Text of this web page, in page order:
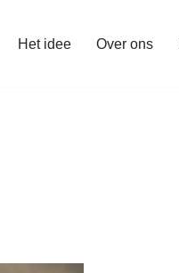
Het idee Over ons